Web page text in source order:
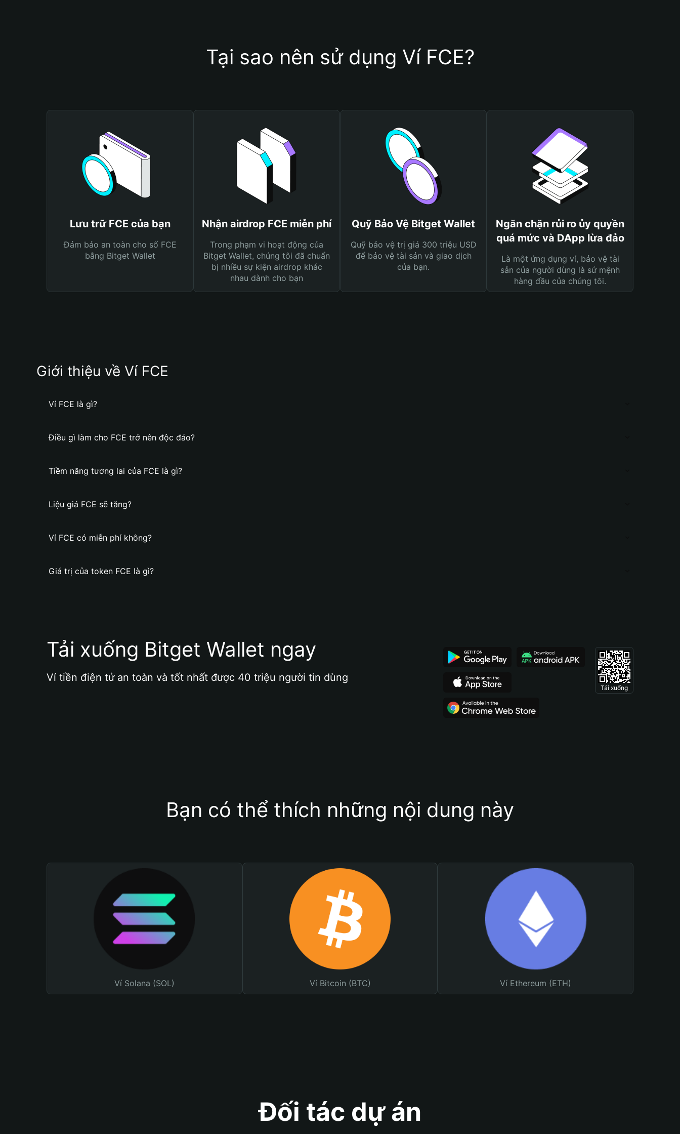
Tại sao nên sử dụng Ví FCE?
Lưu trữ FCE của bạn
Đảm bảo an toàn cho số FCE
bằng Bitget Wallet
Nhận airdrop FCE miễn phí
Trong phạm vi hoạt động của
Bitget Wallet, chúng tôi đã chuẩn
bị nhiều sự kiện airdrop khác
nhau dành cho bạn
Quỹ Bảo Vệ Bitget Wallet
Quỹ bảo vệ trị giá 300 triệu USD
để bảo vệ tài sản và giao dịch
của bạn.
Ngăn chặn rủi ro ủy quyền
quá mức và DApp lừa đảo
Là một ứng dụng ví, bảo vệ tài
sản của người dùng là sứ mệnh
hàng đầu của chúng tôi.
Giới thiệu về Ví FCE
Ví FCE là gì?
Điều gì làm cho FCE trở nên độc đáo?
Tiềm năng tương lai của FCE là gì?
Liệu giá FCE sẽ tăng?
Ví FCE có miễn phí không?
Giá trị của token FCE là gì?
Tải xuống Bitget Wallet ngay
Ví tiền điện tử an toàn và tốt nhất được 40 triệu người tin dùng
Tải xuống
Bạn có thể thích những nội dung này
Ví Solana (SOL) Ví Bitcoin (BTC) Ví Ethereum (ETH)
Đối tác dự án